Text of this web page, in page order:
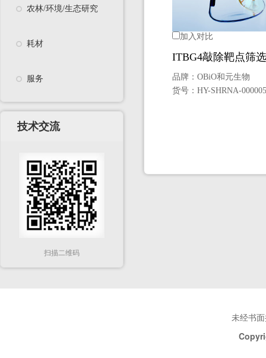
农林/环境/生态研究
耗材
服务
技术交流
扫描二维码
加入对比
ITBG4敲除靶点筛选
品牌： OBiO和元生物
货号： HY-SHRNA-000005
未经书